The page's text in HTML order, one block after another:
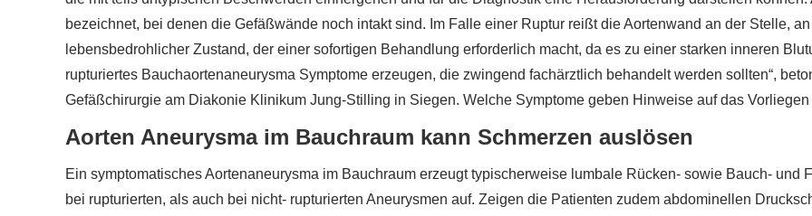
bezeichnet, bei denen die Gefäßwände noch intakt sind. Im Falle einer Ruptur reißt die Aortenwand an der Stelle,
lebensbedrohlicher Zustand, der einer sofortigen Behandlung erforderlich macht, da es zu einer starken inneren
rupturiertes Bauchaortenaneurysma Symptome erzeugen, die zwingend fachärztlich behandelt werden sollten“,
Gefäßchirurgie am Diakonie Klinikum Jung-Stilling in Siegen. Welche Symptome geben Hinweise auf das
Aorten Aneurysma im Bauchraum kann Schmerzen auslösen
Ein symptomatisches Aortenaneurysma im Bauchraum erzeugt typischerweise lumbale Rücken- sowie Bauch- und
bei rupturierten, als auch bei nicht- rupturierten Aneurysmen auf. Zeigen die Patienten zudem abdominellen